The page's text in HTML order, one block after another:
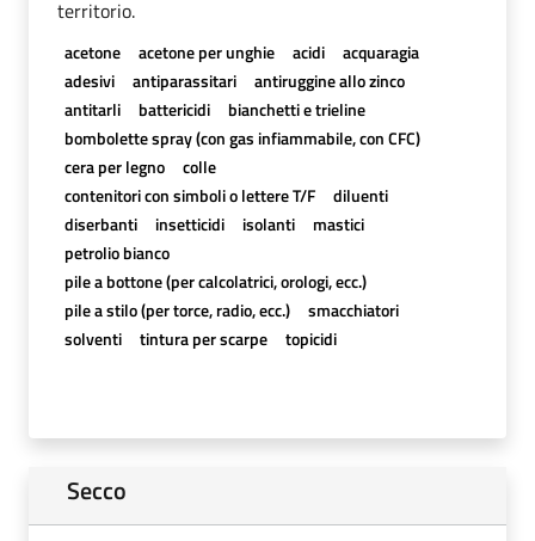
territorio.
acetone acetone per unghie acidi
acquaragia
adesivi
antiparassitari
antiruggine allo zinco
antitarli
battericidi
bianchetti e trieline
bombolette spray (con gas infiammabile, con CFC)
cera per legno
colle
contenitori con simboli o lettere T/F
diluenti
diserbanti
insetticidi isolanti
mastici
petrolio bianco
pile a bottone (per calcolatrici, orologi, ecc.)
pile a stilo (per torce, radio, ecc.)
smacchiatori
solventi
tintura per scarpe topicidi
Secco